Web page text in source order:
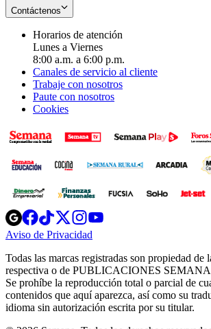
Contáctenos
Horarios de atención
Lunes a Viernes
8:00 a.m. a 6:00 p.m.
Canales de servicio al cliente
Trabaje con nosotros
Paute con nosotros
Cookies
Opens
in
new
Opens
in
new
Opens
in
new
window
Opens
new
windowwindow
Aviso de Privacidad
new
window
Todas las marcas registradas son propiedad de
respectiva o de PUBLICACIONES
Se prohíbe la reproducción total o parcial de
contenidos que aquí aparezca, así como su
idioma sin autorización escrita por su titular.